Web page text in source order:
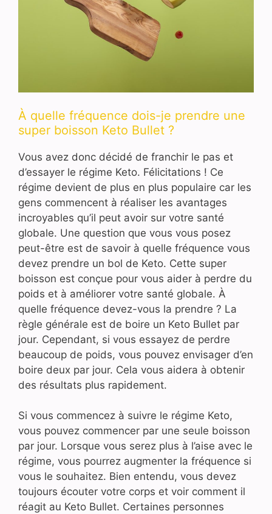
À quelle fréquence dois-je prendre une
super boisson Keto Bullet ?
Vous avez donc décidé de franchir le pas et
d’essayer le régime Keto. Félicitations ! Ce
régime devient de plus en plus populaire car les
gens commencent à réaliser les avantages
incroyables qu’il peut avoir sur votre santé
globale. Une question que vous vous posez
peut-être est de savoir à quelle fréquence vous
devez prendre un bol de Keto. Cette super
boisson est conçue pour vous aider à perdre du
poids et à améliorer votre santé globale. À
quelle fréquence devez-vous la prendre ? La
règle générale est de boire un Keto Bullet par
jour. Cependant, si vous essayez de perdre
beaucoup de poids, vous pouvez envisager d’en
boire deux par jour. Cela vous aidera à obtenir
des résultats plus rapidement.
Si vous commencez à suivre le régime Keto,
vous pouvez commencer par une seule boisson
par jour. Lorsque vous serez plus à l’aise avec le
régime, vous pourrez augmenter la fréquence si
vous le souhaitez. Bien entendu, vous devez
toujours écouter votre corps et voir comment il
réagit au Keto Bullet. Certaines personnes